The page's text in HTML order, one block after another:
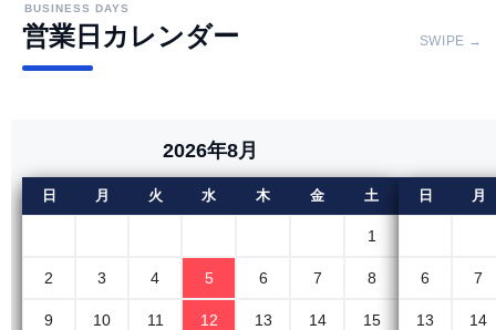
BUSINESS DAYS
営業日カレンダー SWIPE →
2026年8月
日 月 火 水 木 金 土
1
2 3 4 5 6 7 8
9 10 11 12 13 14 15
日 月
6 7
13 14